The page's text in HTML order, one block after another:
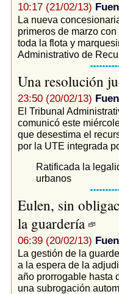
10:17 (21/02/13)
La nueva
primeros de marzo
toda la flota y
Administrativo de
Una resolución
23:50 (20/02/13)
El Tribunal
comunicó este
que desestima el
por la UTE integrada
Ratificada la
urbanos
Eulen, sin
la guardería
06:39 (20/02/13)
La gestión de la
a la espera de la
año prorrogable hasta
una subrogación